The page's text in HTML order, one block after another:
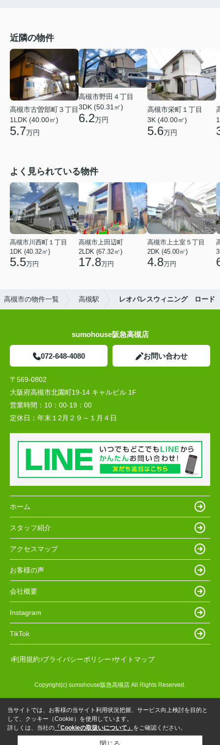
近隣の物件
高槻市古曽部町３丁目
1LDK (40.00㎡)
5.7万円
高槻市野田４丁目
3DK (50.31㎡)
6.2万円
高槻市栄町１丁目
3K (40.00㎡)
5.6万円
よく見られている物件
高槻市川西町１丁目
1DK (40.32㎡)
5.5万円
高槻市上田辺町
2LDK (67.32㎡)
17.8万円
高槻市上土室５丁目
2DK (45.00㎡)
4.8万円
高槻市の物件一覧 高槻駅 レオパレスウィニング ロード
sumohouse阪急高槻店
072-648-4080 お問い合わせ
〒569-0802
大阪府高槻市北園町19-14 キャルビル 1F
営業時間： 10：00-19：00
定休日： 年末１2月２９～１月４日
ホーム
スタッフ紹介
アクセスマップ
お客様の声
会社概要
Instagram
TikTok
利用規約 プライバシーポリシー サイトマップ
Copyright(c) sumohouse阪急高槻店 All Rights Reserved.
当サイトでは、お客様の当サイト利用状況把握、サービス向上検討を目的と
して、クッキー（Cookie）を使用しています。
詳しくは、当社の 「Cookieの取扱いについて」 をご確認ください。
閉じる